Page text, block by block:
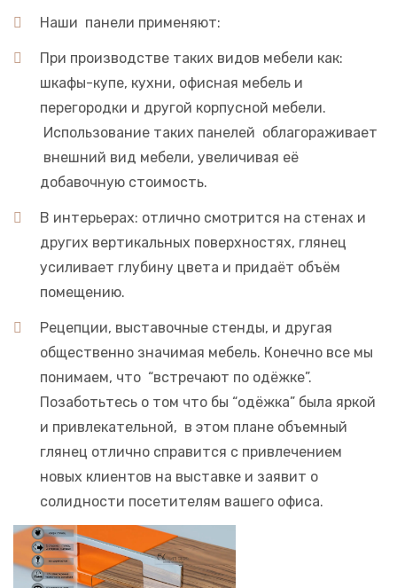
Наши панели применяют:
При производстве таких видов мебели как:
шкафы-купе, кухни, офисная мебель и
перегородки и другой корпусной мебели.
Использование таких панелей облагораживает
внешний вид мебели, увеличивая её
добавочную стоимость.
В интерьерах: отлично смотрится на стенах и
других вертикальных поверхностях, глянец
усиливает глубину цвета и придаёт объём
помещению.
Рецепции, выставочные стенды, и другая
общественно значимая мебель. Конечно все мы
понимаем, что “встречают по одёжке”.
Позаботьтесь о том что бы “одёжка” была яркой
и привлекательной, в этом плане объемный
глянец отлично справится с привлечением
новых клиентов на выставке и заявит о
солидности посетителям вашего офиса.